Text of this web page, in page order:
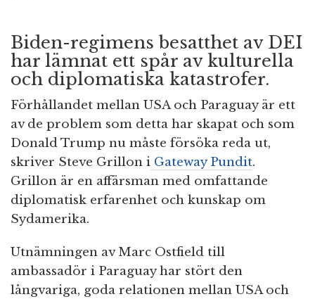
Biden-regimens besatthet av DEI
har lämnat ett spår av kulturella
och diplomatiska katastrofer.
Förhållandet mellan USA och Paraguay är ett
av de problem som detta har skapat och som
Donald Trump nu måste försöka reda ut,
skriver Steve Grillon i Gateway Pundit.
Grillon är en affärsman med omfattande
diplomatisk erfarenhet och kunskap om
Sydamerika.
Utnämningen av Marc Ostfield till
ambassadör i Paraguay har stört den
långvariga, goda relationen mellan USA och